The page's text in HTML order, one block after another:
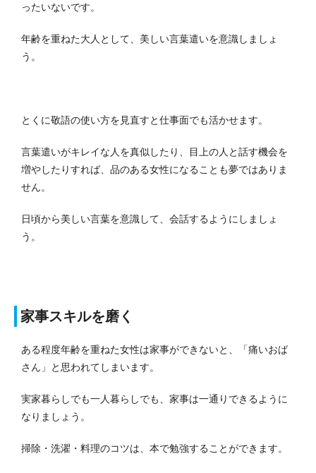
ったいないです。
年齢を重ねた大人として、美しい言葉遣いを意識しましょ
う。
とくに敬語の使い方を見直すと仕事面でも活かせます。
言葉遣いがキレイな人を真似したり、目上の人と話す機会を
増やしたりすれば、品のある女性になることも夢ではありま
せん。
日頃から美しい言葉を意識して、会話するようにしましょ
う。
家事スキルを磨く
ある程度年齢を重ねた女性は家事ができないと、「痛いおば
さん」と思われてしまいます。
実家暮らしでも一人暮らしでも、家事は一通りできるように
なりましょう。
掃除・洗濯・料理のコツは、本で勉強することができます。